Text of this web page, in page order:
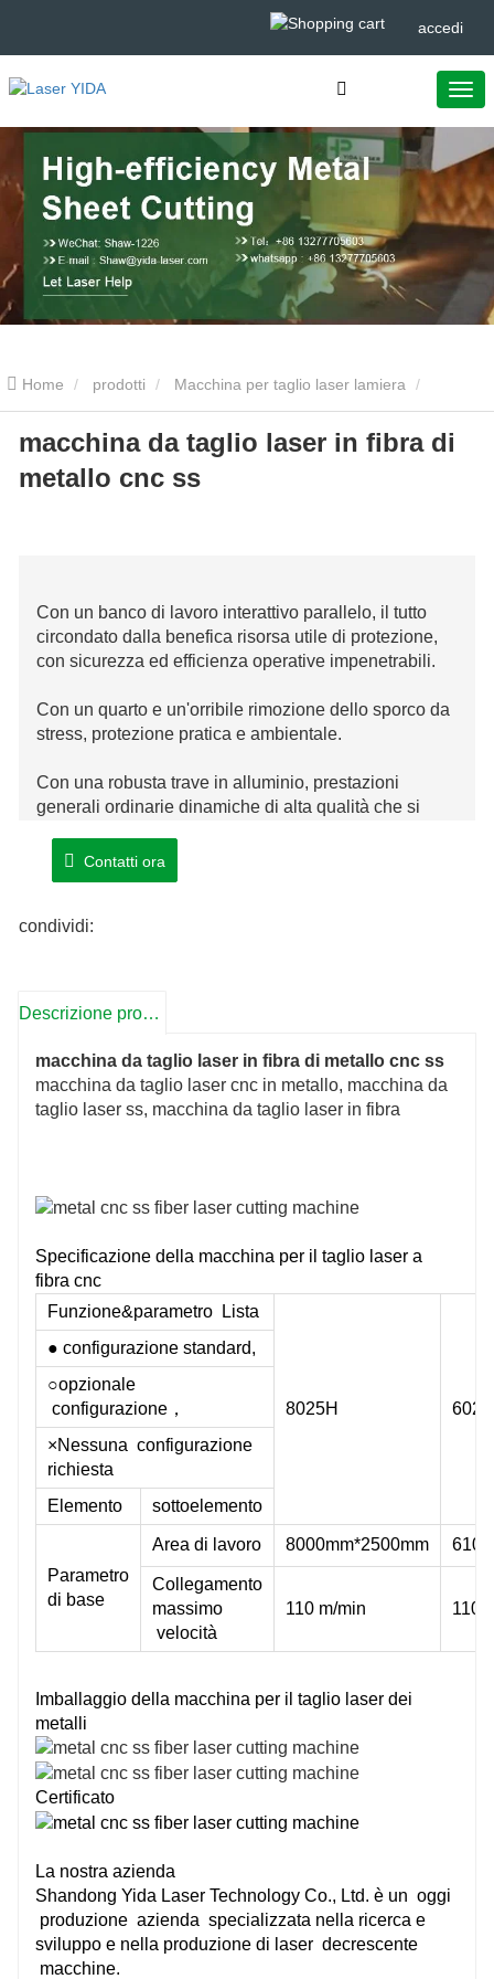
accedi
Home prodotti Macchina per taglio laser lamiera
macchina da taglio laser in fibra di metallo cnc ss
macchina da taglio laser in fibra di
metallo cnc ss
Con un banco di lavoro interattivo parallelo, il tutto
circondato dalla benefica risorsa utile di protezione,
con sicurezza ed efficienza operative impenetrabili.
Con un quarto e un'orribile rimozione dello sporco da
stress, protezione pratica e ambientale.
Con una robusta trave in alluminio, prestazioni
generali ordinarie dinamiche di alta qualità che si
Con il corpo del materasso saldato, maggiore
Contatti ora
condividi:
Descrizione prodotto
macchina da taglio laser in fibra di metallo cnc ss
macchina da taglio laser cnc in metallo, macchina da
taglio laser ss, macchina da taglio laser in fibra
Specificazione della macchina per il taglio laser a
fibra cnc
Funzione&parametro Lista
8025H
● configurazione standard,
○opzionale
configurazione，
×Nessuna configurazione
richiesta
Elemento
sottoelemento
Parametro
di base
Area di lavoro 8000mm*2500mm
Collegamento
massimo
velocità
110 m/min 110
Imballaggio della macchina per il taglio laser dei
metalli
Certificato
La nostra azienda
Shandong Yida Laser Technology Co., Ltd. è un oggi
produzione azienda specializzata nella ricerca e
sviluppo e nella produzione di laser decrescente
macchine.